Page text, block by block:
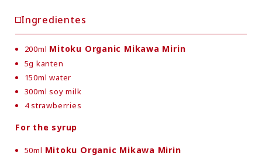
Ingredientes
200ml Mitoku Organic Mikawa Mirin
5g kanten
150ml water
300ml soy milk
4 strawberries
For the syrup
50ml Mitoku Organic Mikawa Mirin